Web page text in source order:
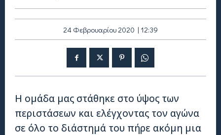
24 Φεβρουαρίου 2020 | 12:39
Η ομάδα μας στάθηκε στο ύψος των
περιστάσεων και ελέγχοντας τον αγώνα
σε όλο το διάστημά του πήρε ακόμη μια